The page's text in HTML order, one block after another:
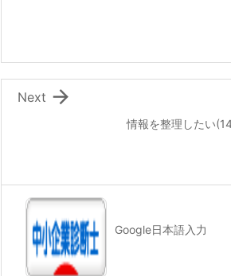
情報を整理したい

Next
Google日本語入力